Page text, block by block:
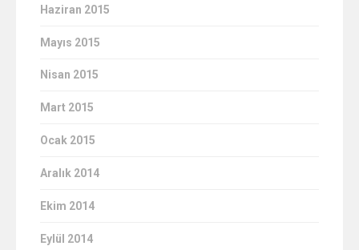
Haziran 2015
Mayıs 2015
Nisan 2015
Mart 2015
Ocak 2015
Aralık 2014
Ekim 2014
Eylül 2014